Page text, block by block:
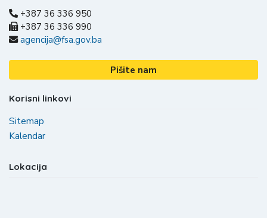
+387 36 336 950
+387 36 336 990
agencija@fsa.gov.ba
Pišite nam
Korisni linkovi
Sitemap
Kalendar
Lokacija